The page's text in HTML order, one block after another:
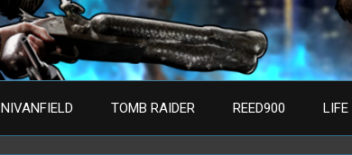
NIVANFIELD TOMB RAIDER REED900 LIFE